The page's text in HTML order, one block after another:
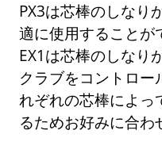
PX3は芯棒のしなり
適に使用することが
EX1は芯棒のしなり
クラブをコントロー
れぞれの芯棒によっ
るためお好みに合わ